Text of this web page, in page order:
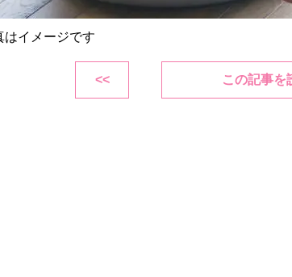
はイメージです
<< この記事を